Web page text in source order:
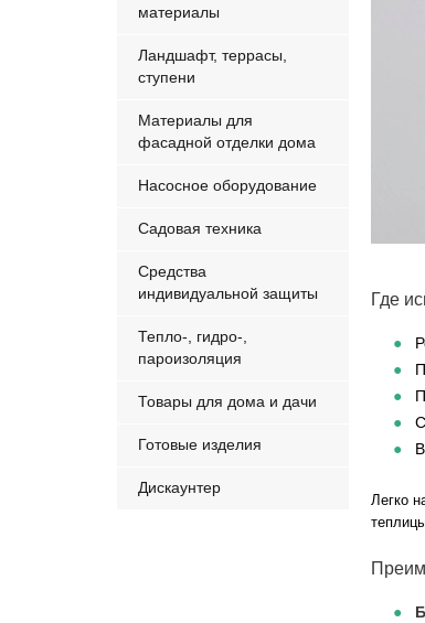
материалы
Ландшафт, террасы,
ступени
Материалы для
фасадной отделки дома
Насосное оборудование
Садовая техника
Средства
индивидуальной защиты
Тепло-, гидро-,
пароизоляция
Товары для дома и дачи
Готовые изделия
Дискаунтер
Где
Легко